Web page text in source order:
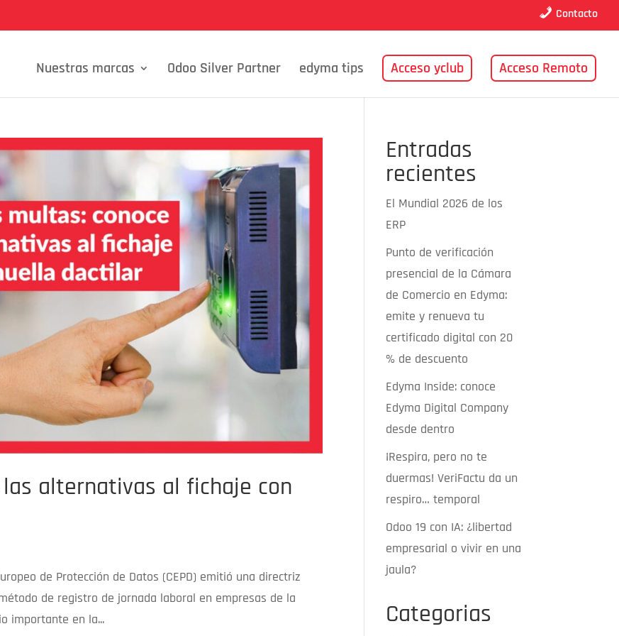
Contacto
Nuestras marcas Odoo Silver Partner edyma tips Acceso yclub Acceso Remoto
alternativas al fichaje con
de Protección de Datos (CEPD) emitió una directriz
de registro de jornada laboral en empresas de la
importante en la...
Entradas
recientes
El Mundial 2026 de los
ERP
Punto de verificación
presencial de la Cámara
de Comercio en Edyma:
emite y renueva tu
certificado digital con 20
% de descuento
Edyma Inside: conoce
Edyma Digital Company
desde dentro
¡Respira, pero no te
duermas! VeriFactu da un
respiro… temporal
Odoo 19 con IA: ¿libertad
empresarial o vivir en una
jaula?
Categorias